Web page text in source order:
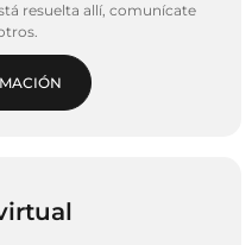
resuelta allí, comunícate